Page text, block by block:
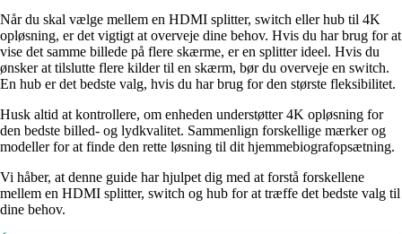
Når du skal vælge mellem en HDMI splitter, switch eller hub til 4K
opløsning, er det vigtigt at overveje dine behov. Hvis du har brug for at
vise det samme billede på flere skærme, er en splitter ideel. Hvis du
ønsker at tilslutte flere kilder til en skærm, bør du overveje en switch.
En hub er det bedste valg, hvis du har brug for den største fleksibilitet.
Husk altid at kontrollere, om enheden understøtter 4K opløsning for
den bedste billed- og lydkvalitet. Sammenlign forskellige mærker og
modeller for at finde den rette løsning til dit hjemmebiografopsætning.
Vi håber, at denne guide har hjulpet dig med at forstå forskellene
mellem en HDMI splitter, switch og hub for at træffe det bedste valg til
dine behov.